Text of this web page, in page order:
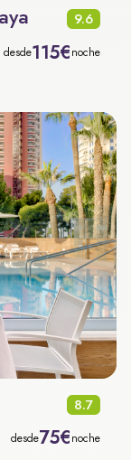
9.6
desde115€noche
8.7
desde75€noche